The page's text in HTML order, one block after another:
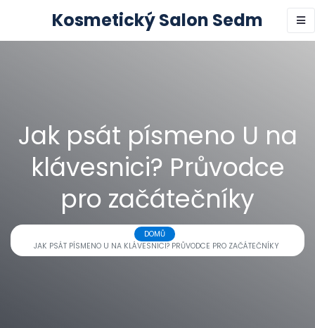
Kosmetický Salon Sedm
Jak psát písmeno U na
klávesnici? Průvodce
pro začátečníky
DOMŮ
JAK PSÁT PÍSMENO U NA KLÁVESNICI? PRŮVODCE PRO ZAČÁTEČNÍKY